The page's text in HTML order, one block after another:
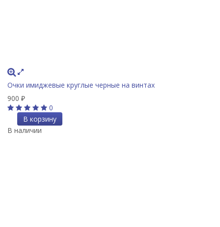
Очки имиджевые круглые черные на винтах
900 ₽
0
В корзину
В наличии